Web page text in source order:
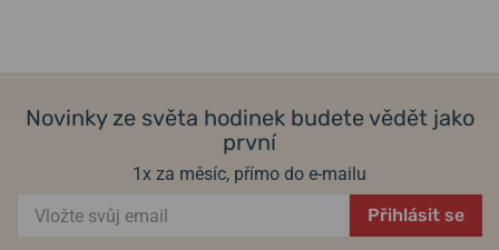
Novinky ze světa hodinek budete vědět jako
první
1x za měsíc, přímo do e-mailu
Přihlásit se